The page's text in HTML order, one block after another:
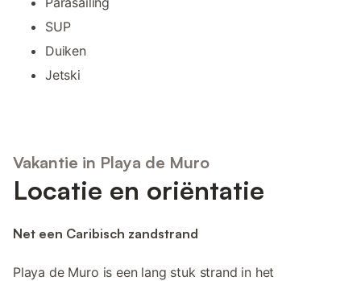
SUP
Duiken
Jetski
Vakantie in Playa de Muro
Locatie en oriëntatie
Net een Caribisch zandstrand
Playa de Muro is een lang stuk strand in het